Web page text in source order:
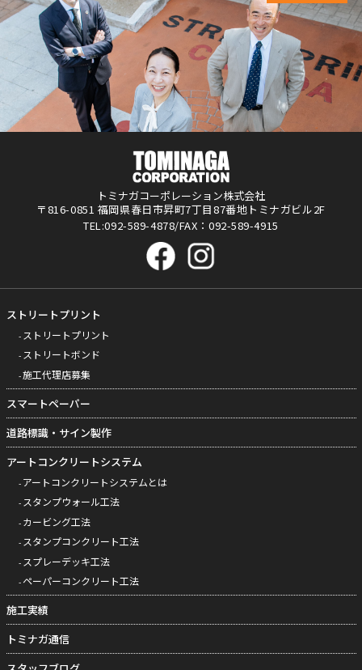
トミナガコーポレーション株式会社
〒816-0851 福岡県春日市昇町7丁目87番地トミナガビル2F
TEL:092-589-4878/FAX：092-589-4915
ストリートプリント
ストリートプリント
ストリートボンド
施工代理店募集
スマートペーパー
道路標識・サイン製作
アートコンクリートシステム
アートコンクリートシステムとは
スタンプウォール工法
カービング工法
スタンプコンクリート工法
スプレーデッキ工法
ペーパーコンクリート工法
施工実績
トミナガ通信